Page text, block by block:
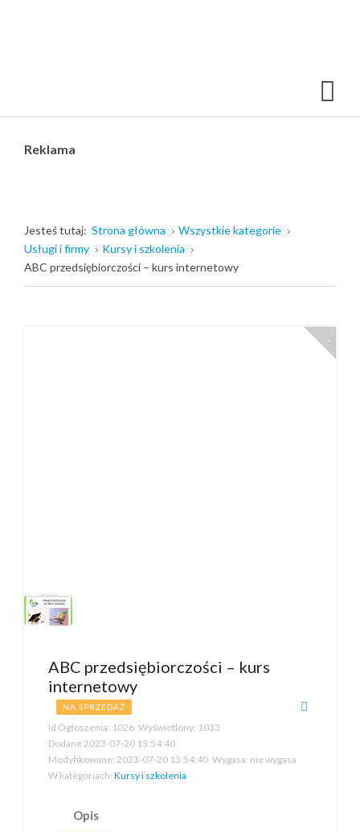
Reklama
Jesteś tutaj: Strona główna
Wszystkie kategorie
Usługi i firmy
Kursy i szkolenia
ABC przedsiębiorczości – kurs internetowy
ABC przedsiębiorczości – kurs
internetowy
NA SPRZEDAŻ
Id Ogłoszenia: 1026 Wyświetlony: 1033
Dodane2023-07-20 13:54:40
Modyfikowane: 2023-07-20 13:54:40 Wygasa: nie wygasa
W kategoriach: Kursy i szkolenia
Opis